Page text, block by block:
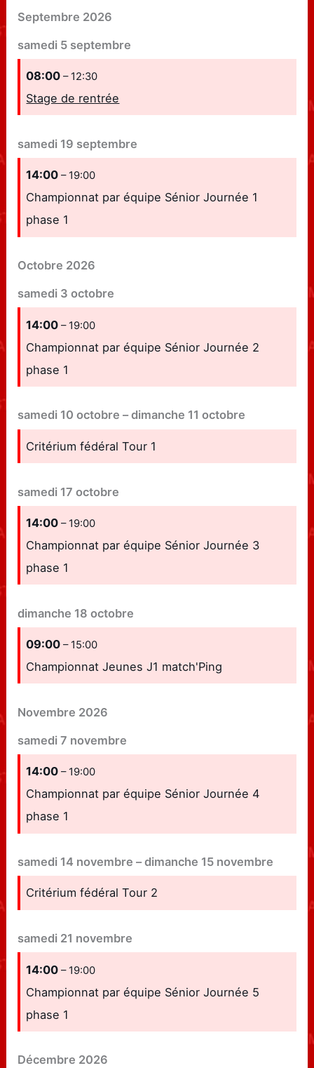
Septembre 2026
samedi 5 septembre
08:00– 12:30
Stage de rentrée
samedi 19 septembre
14:00– 19:00
Championnat par équipe Sénior Journée 1
phase 1
Octobre 2026
samedi 3 octobre
14:00– 19:00
Championnat par équipe Sénior Journée 2
phase 1
samedi 10 octobre –dimanche 11 octobre
Critérium fédéral Tour 1
samedi 17 octobre
14:00– 19:00
Championnat par équipe Sénior Journée 3
phase 1
dimanche 18 octobre
09:00– 15:00
Championnat Jeunes J1 match'Ping
Novembre 2026
samedi 7 novembre
14:00– 19:00
Championnat par équipe Sénior Journée 4
phase 1
samedi 14 novembre –dimanche 15 novembre
Critérium fédéral Tour 2
samedi 21 novembre
14:00– 19:00
Championnat par équipe Sénior Journée 5
phase 1
Décembre 2026